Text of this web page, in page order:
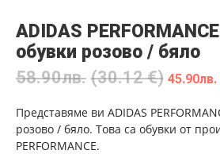
ADIDAS
обувки розово / бяло
58.90лв. (30.12 €) 45.90лв.
Представяме ви ADIDAS
розово / бяло. Това са обувки от
PERFORMANCE.